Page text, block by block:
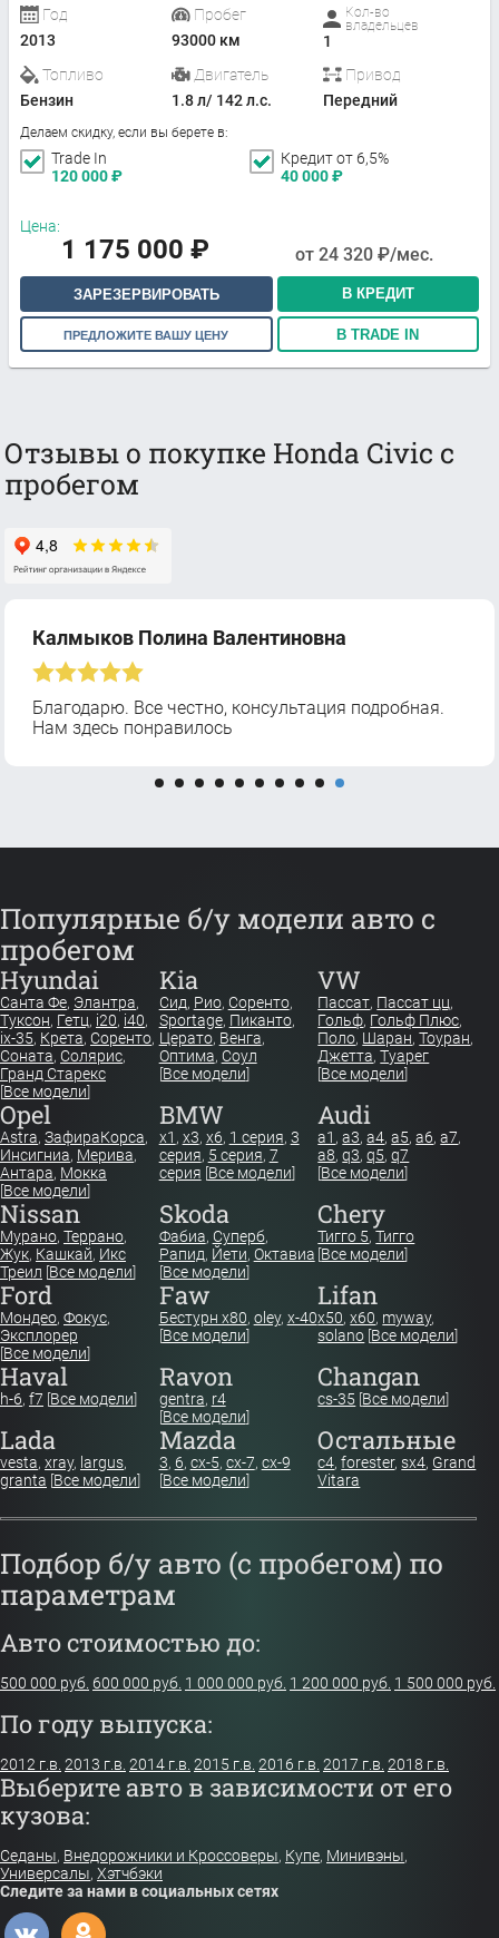
Год
2013
Пробег
93000 км
Кол-во
владельцев
1
Топливо
Бензин
Двигатель
1.8 л/ 142 л.с.
Привод
Передний
Делаем скидку, если вы берете в:
Trade In
120 000₽
Кредит от 6,5%
40 000₽
Цена:
1 175 000 ₽ от 24 320 ₽/мес.
ЗАРЕЗЕРВИРОВАТЬ В КРЕДИТ
ПРЕДЛОЖИТЕ ВАШУ ЦЕНУ В TRADE IN
Отзывы о покупке Honda Civic с
пробегом
Калмыков Полина Валентиновна
Благодарю. Все честно, консультация подробная.
Нам здесь понравилось
Популярные б/у модели авто с
пробегом
Hyundai
Санта Фе, Элантра,
Туксон, Гетц, i20, i40,
ix-35, Крета, Соренто,
Соната, Солярис,
Гранд Старекс
[Все модели]
Kia
Сид, Рио, Соренто,
Sportage, Пиканто,
Церато, Венга,
Оптима, Соул
[Все модели]
VW
Пассат, Пассат цц,
Гольф, Гольф Плюс,
Поло, Шаран,Тоуран,
Джетта,Туарег
[Все модели]
Opel
Astra, ЗафираКорса,
Инсигниа, Мерива,
Антара, Мокка
[Все модели]
BMW
x1 , x3, x6, 1 серия, 3
серия, 5 серия, 7
серия [Все модели]
Audi
a1 ,a3,a4,a5,a6,a7,
a8,q3,q5,q7
[Все модели]
Nissan
Мурано, Террано,
Жук, Кашкай, Икс
Треил [Все модели]
Skoda
Фабиа, Суперб,
Рапид, Йети, Октавиа
[Все модели]
Chery
Тигго 5,Тигго
[Все модели]
Ford
Мондео, Фокус,
Эксплорер
[Все модели]
Faw
Бестурн х80, oley, x-40
[Все модели]
Lifan
x50,x60, myway,
solano [Все модели]
Haval
h-6, f7 [Все модели]
Ravon
gentra, r4
[Все модели]
Changan
cs-35 [Все модели]
Lada
vesta, xray, largus,
granta [Все модели]
Mazda
3, 6, cx-5, cx-7, cx-9
[Все модели]
Остальные
c4,forester,sx4, Grand
Vitara
Подбор б/у авто (с пробегом) по
параметрам
Авто стоимостью до:
500 000 руб. 600 000 руб. 1 000 000 руб. 1 200 000 руб. 1 500 000 руб.
По году выпуска:
2012 г.в. 2013 г.в. 2014 г.в. 2015 г.в. 2016 г.в. 2017 г.в. 2018 г.в.
Выберите авто в зависимости от его
кузова:
Седаны, Внедорожники и Кроссоверы, Купе, Минивэны,
Универсалы, Хэтчбэки
Следите за нами в социальных сетях